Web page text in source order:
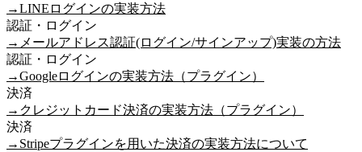
→LINEログインの実装方法
認証・ログイン
→ メールアドレス認証(ログイン/サインアップ)実装の方法
認証・ログイン
→Googleログインの実装方法（プラグイン）
決済
→ クレジットカード決済の実装方法（プラグイン）
決済
→ Stripeプラグインを用いた決済の実装方法について